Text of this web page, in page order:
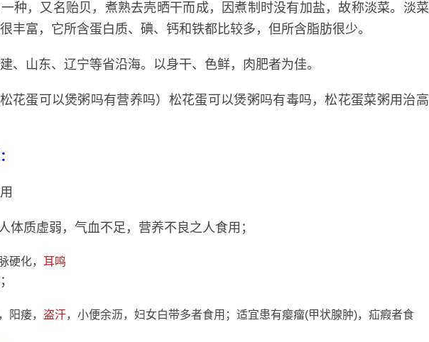
种，又名贻贝，煮熟去壳晒干而成，因煮制时没有加盐，故称淡菜。淡菜
丰富，它所含蛋白质、碘、钙和铁都比较多，但所含脂肪很少。
、山东、辽宁等省沿海。以身干、色鲜，肉肥者为佳。
体质虚弱，气血不足，营养不良之人食用；
硬化， 耳鸣
阳痿， 盗汗，小便余沥，妇女白带多者食用；适宜患有瘿瘤(甲状腺肿)，疝瘕者食